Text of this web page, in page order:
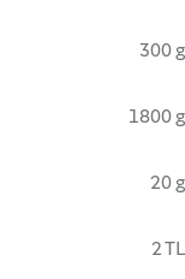
300 g
1800 g
20 g
2 TL